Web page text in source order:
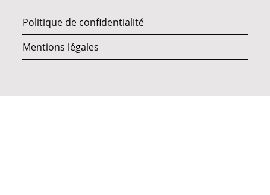
Politique de confidentialité
Mentions légales